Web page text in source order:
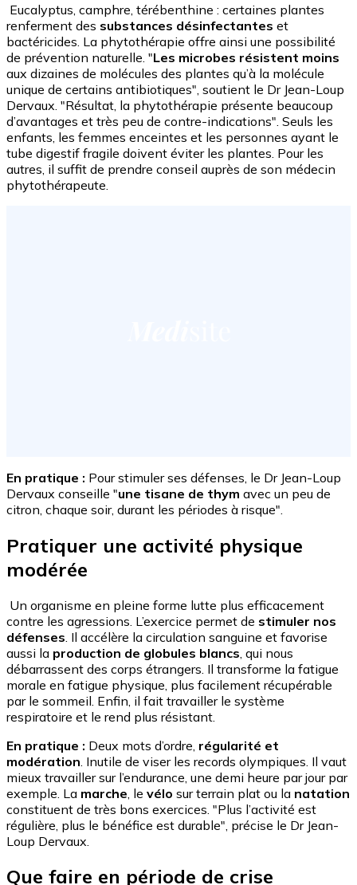
Eucalyptus, camphre, térébenthine : certaines plantes
renferment des substances désinfectantes et
bactéricides. La phytothérapie offre ainsi une possibilité
de prévention naturelle. "Les microbes résistent moins
aux dizaines de molécules des plantes qu’à la molécule
unique de certains antibiotiques", soutient le Dr Jean-Loup
Dervaux. "Résultat, la phytothérapie présente beaucoup
d’avantages et très peu de contre-indications". Seuls les
enfants, les femmes enceintes et les personnes ayant le
tube digestif fragile doivent éviter les plantes. Pour les
autres, il suffit de prendre conseil auprès de son médecin
phytothérapeute.
En pratique : Pour stimuler ses défenses, le Dr Jean-Loup
Dervaux conseille "une tisane de thym avec un peu de
citron, chaque soir, durant les périodes à risque".
Pratiquer une activité physique
modérée
Un organisme en pleine forme lutte plus efficacement
contre les agressions. L’exercice permet de stimuler nos
défenses . Il accélère la circulation sanguine et favorise
aussi la production de globules blancs , qui nous
débarrassent des corps étrangers. Il transforme la fatigue
morale en fatigue physique, plus facilement récupérable
par le sommeil. Enfin, il fait travailler le système
respiratoire et le rend plus résistant.
En pratique : Deux mots d’ordre, régularité et
modération . Inutile de viser les records olympiques. Il vaut
mieux travailler sur l’endurance, une demi heure par jour par
exemple. La marche , le vélo sur terrain plat ou la natation
constituent de très bons exercices. "Plus l’activité est
régulière, plus le bénéfice est durable", précise le Dr Jean-
Loup Dervaux.
Que faire en période de crise